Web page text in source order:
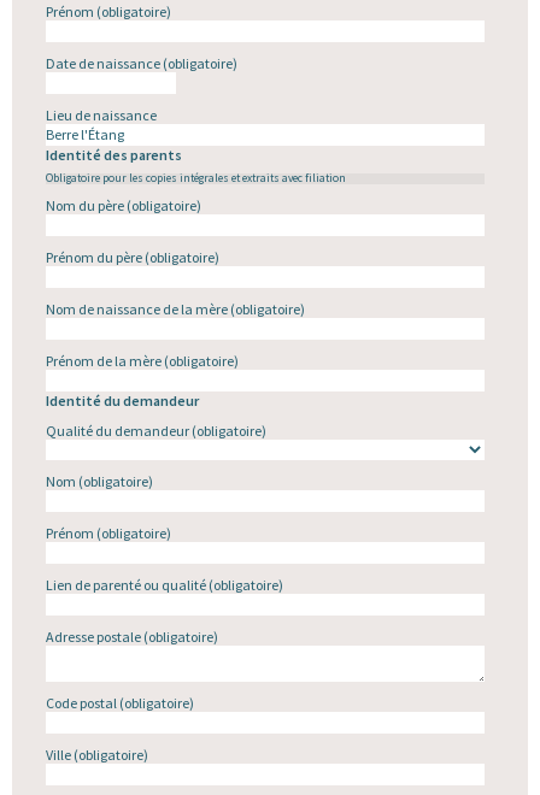
Prénom (obligatoire)
Date de naissance(obligatoire)
Lieu de naissance
Identité des parents
Obligatoire pour les copies intégrales et extraits avec filiation
Nom du père(obligatoire)
Prénom du père(obligatoire)
Nom de naissance de la mère (obligatoire)
Prénom de la mère(obligatoire)
Identité du demandeur
Qualité du demandeur(obligatoire)
Nom (obligatoire)
Prénom (obligatoire)
Lien de parenté ou qualité(obligatoire)
Adresse postale(obligatoire)
Code postal (obligatoire)
Ville(obligatoire)